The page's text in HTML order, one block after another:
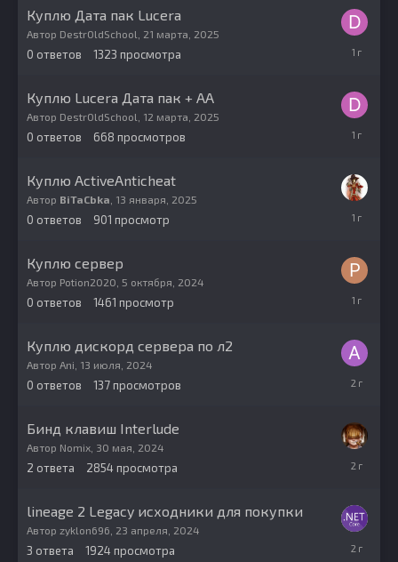
Куплю Дата пак Lucera
Автор DestrOldSchool 21 марта, 2025
0 ответов 1323 просмотра
марта,
Куплю Lucera Дата пак + АА
Автор DestrOldSchool 12 марта, 2025
0 ответов 668 просмотров
марта,
Куплю ActiveAnticheat
Автор BiTaCbka 13 января, 2025
0 ответов 901 просмотр
января,
Куплю сервер
Автор Potion2020 5 октября, 2024
0 ответов 1461 просмотр
октября,
Куплю дискорд сервера по л2
Автор Ani 13 июля, 2024
0 ответов 137просмотров
июля,
Бинд клавиш Interlude
Автор Nomix 30 мая, 2024
2 ответа 2854 просмотра
мая,
lineage 2 Legacy исходники для покупки
Автор zyklon696 23 апреля, 2024
3 ответа 1924 просмотра
апреля,